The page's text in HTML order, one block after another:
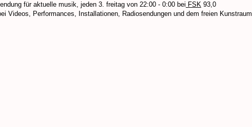
für aktuelle musik, jeden 3. freitag von 22:00 - 0:00 bei FSK 93,0
Videos, Performances, Installationen, Radiosendungen und dem freien Kunstraum